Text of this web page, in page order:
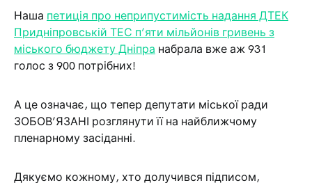
Наша петиція про неприпустимість надання ДТЕК
Придніпровській ТЕС п’яти мільйонів гривень з
міського бюджету Дніпра набрала вже аж 931
голос з 900 потрібних!
А це означає, що тепер депутати міської ради
ЗОБОВ’ЯЗАНІ розглянути її на найближчому
пленарному засіданні.
Дякуємо кожному, хто долучився підписом,